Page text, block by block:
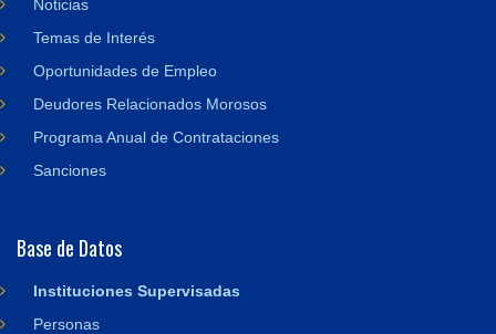
Noticias
Temas de Interés
Oportunidades de Empleo
Deudores Relacionados Morosos
Programa Anual de Contrataciones
Sanciones
Base de Datos
Instituciones Supervisadas
Personas